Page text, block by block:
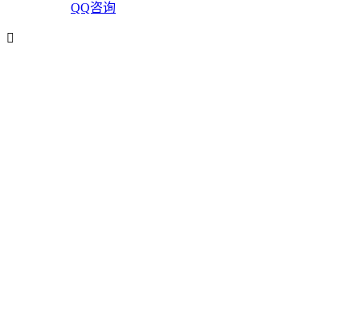
QQ咨询
